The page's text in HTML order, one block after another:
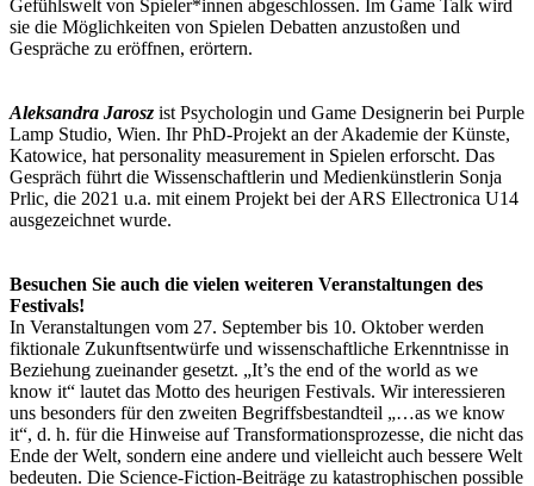
Gefühlswelt von Spieler*innen abgeschlossen. Im Game Talk wird
sie die Möglichkeiten von Spielen Debatten anzustoßen und
Gespräche zu eröffnen, erörtern.
Aleksandra Jarosz ist Psychologin und Game Designerin bei Purple
Lamp Studio, Wien. Ihr PhD-Projekt an der Akademie der Künste,
Katowice, hat personality measurement in Spielen erforscht. Das
Gespräch führt die Wissenschaftlerin und Medienkünstlerin Sonja
Prlic, die 2021 u.a. mit einem Projekt bei der ARS Ellectronica U14
ausgezeichnet wurde.
Besuchen Sie auch die vielen weiteren Veranstaltungen des
Festivals!
In Veranstaltungen vom 27. September bis 10. Oktober werden
fiktionale Zukunftsentwürfe und wissenschaftliche Erkenntnisse in
Beziehung zueinander gesetzt. „It’s the end of the world as we
know it“ lautet das Motto des heurigen Festivals. Wir interessieren
uns besonders für den zweiten Begriffsbestandteil „…as we know
it“, d. h. für die Hinweise auf Transformationsprozesse, die nicht das
Ende der Welt, sondern eine andere und vielleicht auch bessere Welt
bedeuten. Die Science-Fiction-Beiträge zu katastrophischen possible